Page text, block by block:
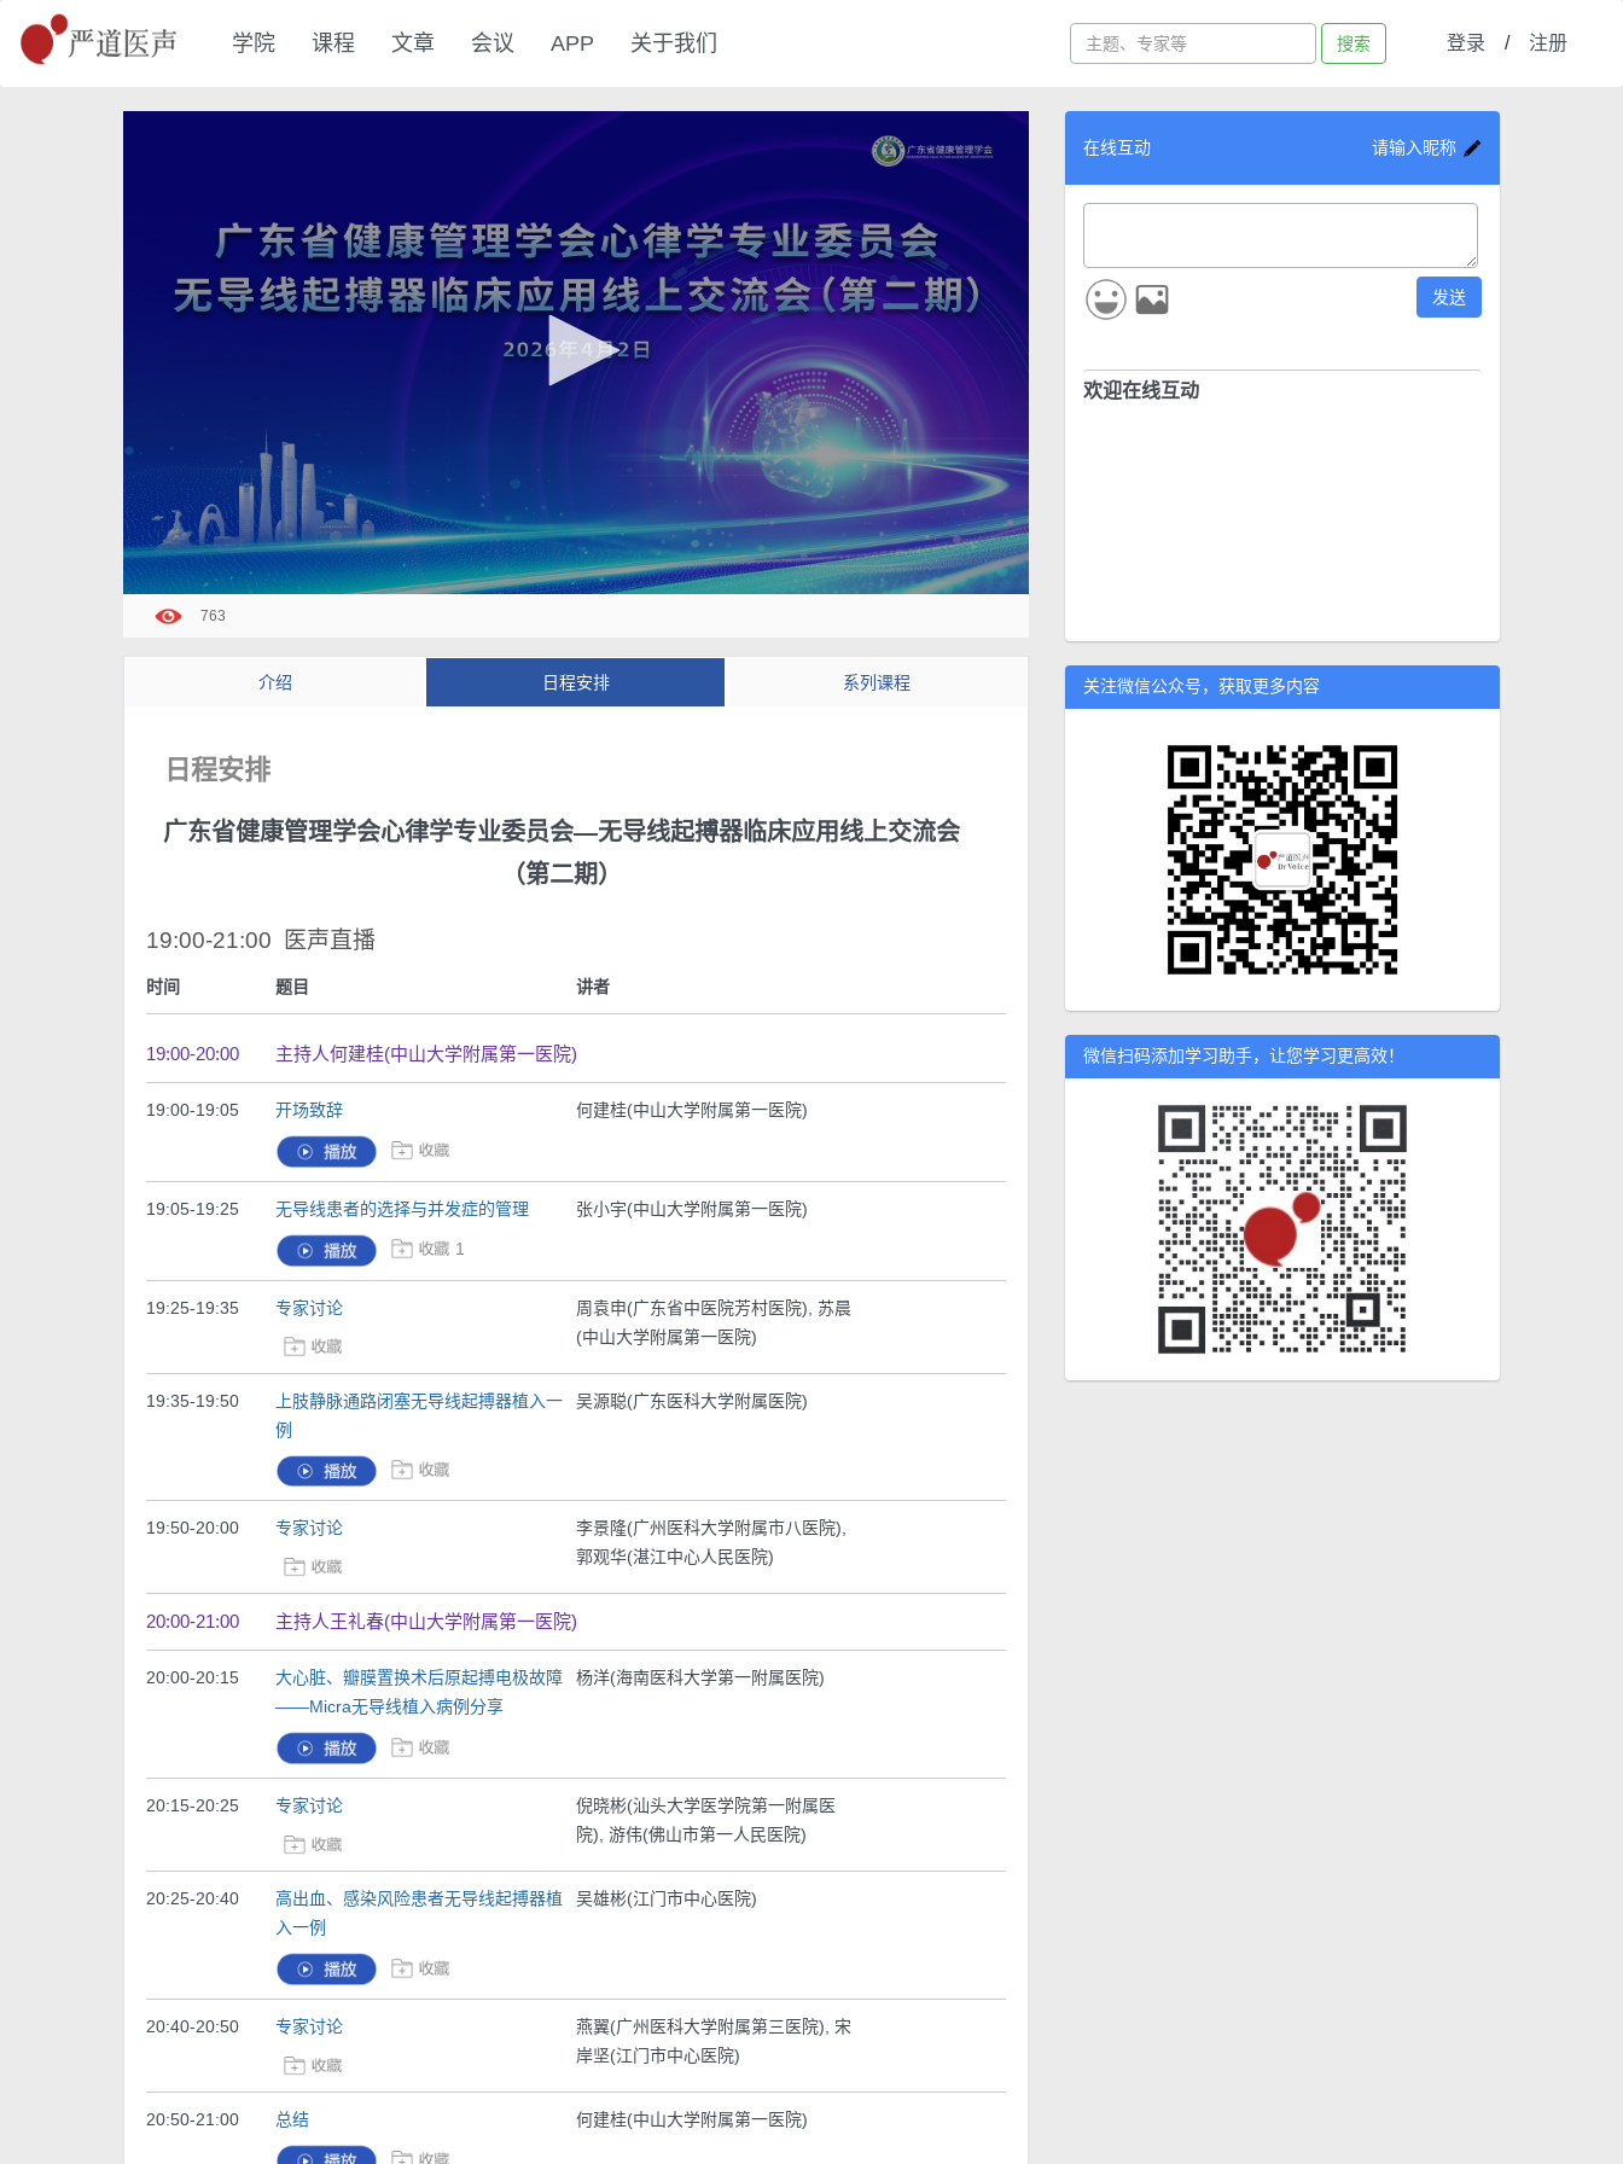
学院 课程 文章 会议 APP 关于我们 搜索 登录 / 注册
763
介绍 日程安排 系列课程
日程安排
广东省健康管理学会心律学专业委员会—无导线起搏器临床应用线上交流会
（第二期）
19:00-21:00 医声直播
时间 题目 讲者
19:00-20:00 主持人何建桂(中山大学附属第一医院)
19:00-19:05 开场致辞 何建桂(中山大学附属第一医院)
19:05-19:25 无导线患者的选择与并发症的管理
1
张小宇(中山大学附属第一医院)
19:25-19:35 专家讨论
周袁申(广东省中医院芳村医院), 苏晨
(中山大学附属第一医院)
19:35-19:50
上肢静脉通路闭塞无导线起搏器植入一
例
吴源聪(广东医科大学附属医院)
19:50-20:00 专家讨论
李景隆(广州医科大学附属市八医院),
郭观华(湛江中心人民医院)
20:00-21:00 主持人王礼春(中山大学附属第一医院)
20:00-20:15
大心脏、瓣膜置换术后原起搏电极故障
——Micra无导线植入病例分享
杨洋(海南医科大学第一附属医院)
20:15-20:25 专家讨论
倪晓彬(汕头大学医学院第一附属医
院), 游伟(佛山市第一人民医院)
20:25-20:40
高出血、感染风险患者无导线起搏器植
入一例
吴雄彬(江门市中心医院)
20:40-20:50 专家讨论
燕翼(广州医科大学附属第三医院), 宋
岸坚(江门市中心医院)
20:50-21:00 总结 何建桂(中山大学附属第一医院)
在线互动 请输入昵称
发送
欢迎在线互动
关注微信公众号，获取更多内容
微信扫码添加学习助手，让您学习更高效！